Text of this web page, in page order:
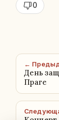
0
←
День
Праге